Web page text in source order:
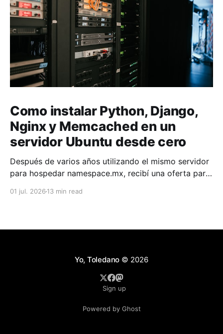
Como instalar Python, Django,
Nginx y Memcached en un
servidor Ubuntu desde cero
Después de varios años utilizando el mismo servidor
para hospedar namespace.mx, recibí una oferta para
y decidí aprovechar la oportunidad para migrar todo
01 jul. 2026 13 min read
Yo, Toledano © 2026
Sign up
Powered by Ghost